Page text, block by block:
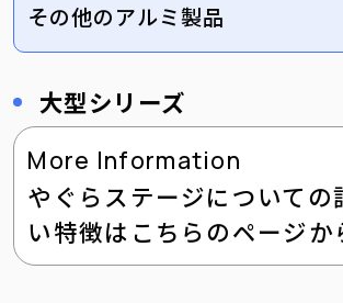
その他のアルミ製品
大型シリーズ
More Information
やぐらステージについての
い特徴はこちらのページか